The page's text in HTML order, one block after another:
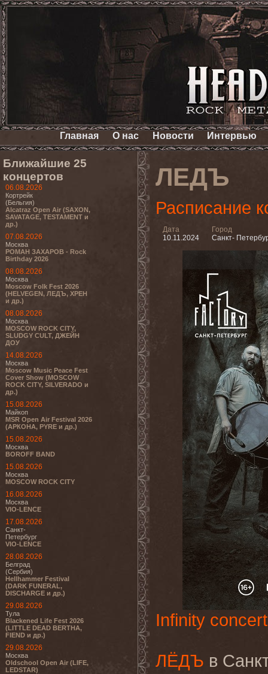
Главная О нас Новости Интервью
Ближайшие 25
концертов
06.08.2026
Кортрейк
(Бельгия)
Alcatraz Open Air (SAXON,
SAVATAGE, TESTAMENT и
др.)
07.08.2026
Москва
РОМАН ЗАХАРОВ - Rock
Birthday 2026
08.08.2026
Москва
Moscow Folk Fest 2026
(HELVEGEN, ЛЕДЪ, ХРЕН
и др.)
08.08.2026
Москва
MOSCOW ROCK CITY,
SLUDGY CULT, ДЖЕЙН
ДОУ
14.08.2026
Москва
Moscow Music Peace Fest
Cover Show (MOSCOW
ROCK CITY, SILVERADO и
др.)
15.08.2026
Майкоп
MSR Open Air Festival 2026
(АРКОНА, PYRE и др.)
15.08.2026
Москва
BOROFF BAND
15.08.2026
Москва
MOSCOW ROCK CITY
16.08.2026
Москва
VIO-LENCE
17.08.2026
Санкт-
Петербург
VIO-LENCE
28.08.2026
Белград
(Сербия)
Hellhammer Festival
(DARK FUNERAL,
DISCHARGE и др.)
29.08.2026
Тула
Blackened Life Fest 2026
(LITTLE DEAD BERTHA,
FIEND и др.)
29.08.2026
Москва
Oldschool Open Air (LIFE,
LEDSTAR)
ЛЕДЪ
Расписание
Дата
10.11.2024
Город
Санкт-
Infinity concert
ЛЁДЪ в